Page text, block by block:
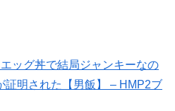
ッグ丼で結局ジャンキーなの
証明された【男飯】 – HMP2ブ